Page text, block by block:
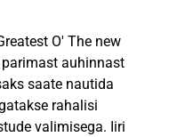
O' The new
auhinnast
saate nautida
rahalisi
valimisega. Iiri